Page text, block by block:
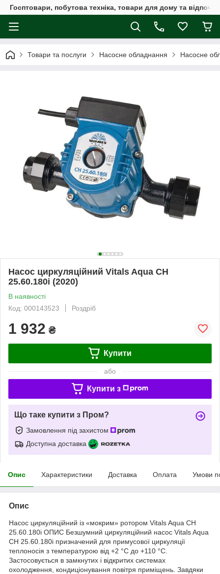
Госптовари, побутова техніка, товари для дому та
Товари та послуги Насосне обладнання Насосне
Насос циркуляційний Vitals Aqua CH
25.60.180i (2020)
В наявності
Код: 000143523
Роздріб
1 932 ₴
Купити
або
Купити з
Що таке купити з Пром?
Замовлення під захистом
Доступна доставка
Опис Характеристики Доставка Оплата Умови
Опис
Насос циркуляційний із «мокрим» ротором Vitals Aqua CH
25.60.180i ОПИС Безшумний циркуляційний насос Vitals Aqua
CH 25.60.180i призначений для примусової циркуляції
теплоносія з температурою від +2 °С до +110 °С.
Застосовується в замкнутих і відкритих системах
охолодження, кондиціонування повітря приміщень. Завдяки